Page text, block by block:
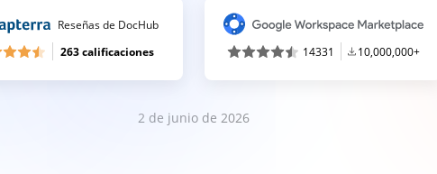
Reseñas de DocHub
263 calificaciones
14331 10,000,000+
2 de junio de 2026